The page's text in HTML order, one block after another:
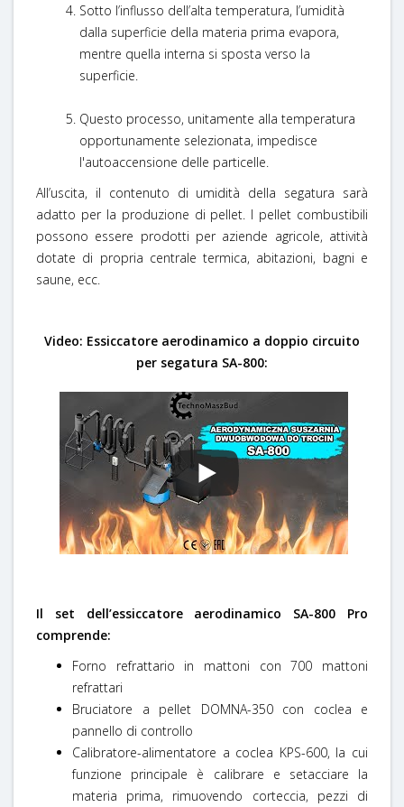
Sotto l’influsso dell’alta temperatura, l’umidità
dalla superficie della materia prima evapora,
mentre quella interna si sposta verso la
superficie.
Questo processo, unitamente alla temperatura
opportunamente selezionata, impedisce
l'autoaccensione delle particelle.
All’uscita, il contenuto di umidità della segatura sarà
adatto per la produzione di pellet. I pellet combustibili
possono essere prodotti per aziende agricole, attività
dotate di propria centrale termica, abitazioni, bagni e
saune, ecc.
Video: Essiccatore aerodinamico a doppio circuito
per segatura SA-800:
Il set dell’essiccatore aerodinamico SA-800 Pro
comprende:
Forno refrattario in mattoni con 700 mattoni
refrattari
Bruciatore a pellet DOMNA-350 con coclea e
pannello di controllo
Calibratore-alimentatore a coclea KPS-600, la cui
funzione principale è calibrare e setacciare la
materia prima, rimuovendo corteccia, pezzi di